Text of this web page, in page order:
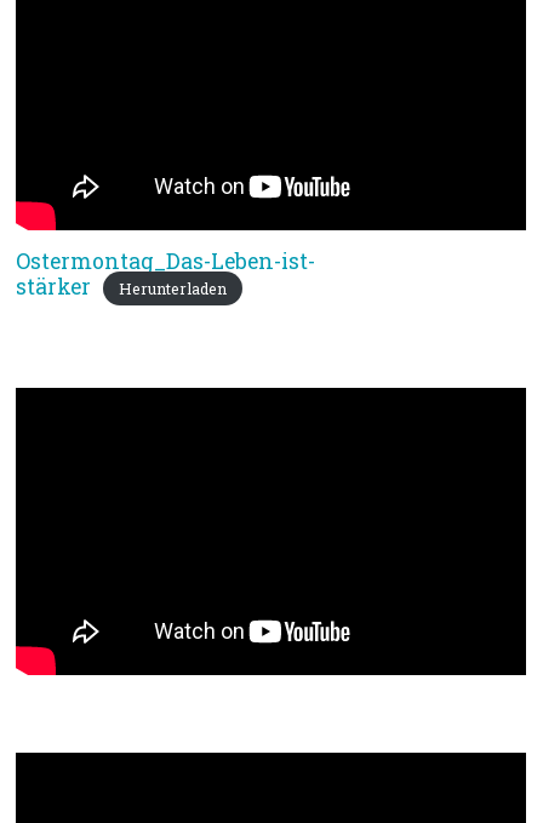
Ostermontag_Das-Leben-ist-
stärker
Herunterladen